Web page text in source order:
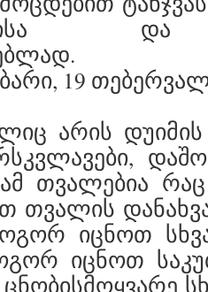
და
19
არის დუიმის
თვალებია რაც
თვალის
იცნოთ
იცნოთ